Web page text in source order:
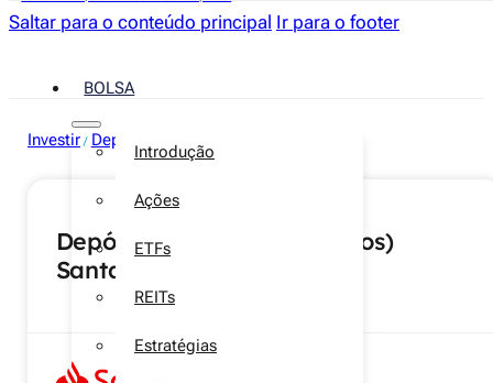
Saltar para o conteúdo principal Ir para o footer
BOLSA
Introdução
Ações
ETFs
REITs
Estratégias
Investir / Depósitos a prazo
Depósito Jovem (até 25 anos)
Santander 6 meses